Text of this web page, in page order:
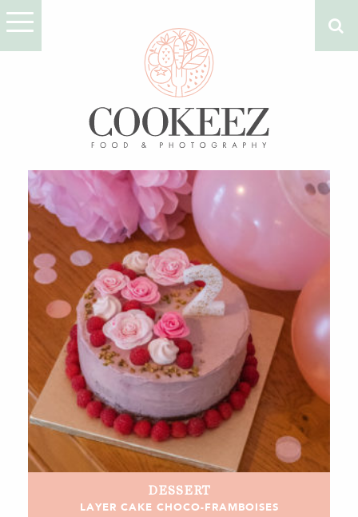
DESSERT
LAYER CAKE CHOCO-FRAMBOISES